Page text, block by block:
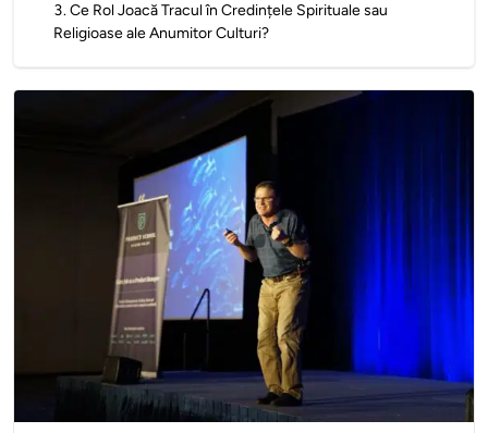
3.Ce Rol Joacă Tracul în Credințele Spirituale sau
Religioase ale Anumitor Culturi?